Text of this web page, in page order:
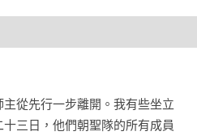
從先行一步離開。我有些坐立
三日，他們朝聖隊的所有成員